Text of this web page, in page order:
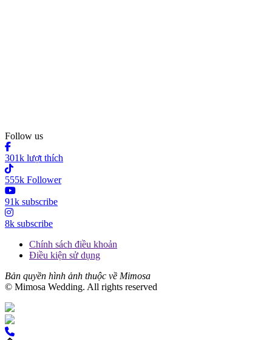
Follow us
301k lượt thích
555k Follower
91k subscribe
8k subscribe
Chính sách điều khoản
Điều kiện sử dụng
Bản quyền hình ảnh thuộc về Mimosa
© Mimosa Wedding. All rights reserved